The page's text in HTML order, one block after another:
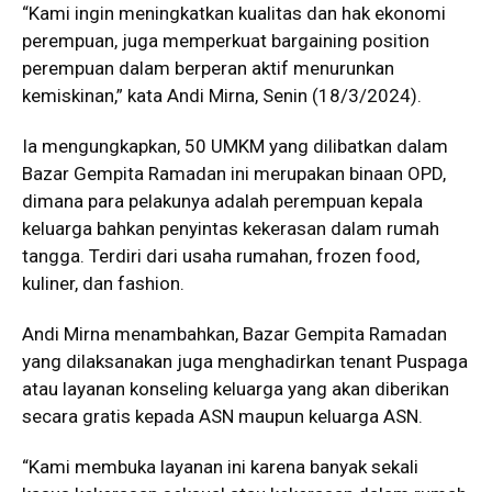
“Kami ingin meningkatkan kualitas dan hak ekonomi
perempuan, juga memperkuat bargaining position
perempuan dalam berperan aktif menurunkan
kemiskinan,” kata Andi Mirna, Senin (18/3/2024).
Ia mengungkapkan, 50 UMKM yang dilibatkan dalam
Bazar Gempita Ramadan ini merupakan binaan OPD,
dimana para pelakunya adalah perempuan kepala
keluarga bahkan penyintas kekerasan dalam rumah
tangga. Terdiri dari usaha rumahan, frozen food,
kuliner, dan fashion.
Andi Mirna menambahkan, Bazar Gempita Ramadan
yang dilaksanakan juga menghadirkan tenant Puspaga
atau layanan konseling keluarga yang akan diberikan
secara gratis kepada ASN maupun keluarga ASN.
“Kami membuka layanan ini karena banyak sekali